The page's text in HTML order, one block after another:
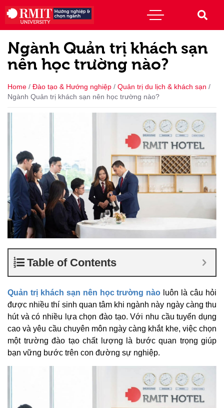
Ngành Quản trị khách sạn
nên học trường nào?
Home / Đào tạo & Hướng nghiệp / Quản trị du lịch & khách sạn /
Ngành Quản trị khách sạn nên học trường nào?
Table of Contents
Quản trị khách sạn nên học trường nào luôn là câu hỏi
được nhiều thí sinh quan tâm khi ngành này ngày càng thu
hút và có nhiều lựa chọn đào tạo. Với nhu cầu tuyển dụng
cao và yêu cầu chuyên môn ngày càng khắt khe, việc chọn
một trường đào tạo chất lượng là bước quan trọng giúp
bạn vững bước trên con đường sự nghiệp.